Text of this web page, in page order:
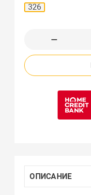
326
ОПИСАНИЕ